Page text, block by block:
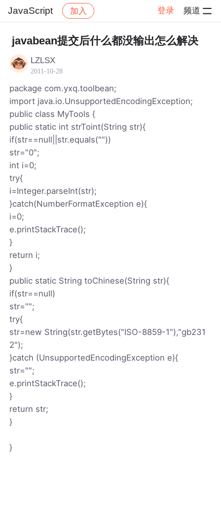
JavaScript 加入 登录 频道
社区 JavaScript 帖子详情
javabean提交后什么都没输出怎么解决
LZLSX
2011-10-28
package com.yxq.toolbean;
import java.io.UnsupportedEncodingException;
public class MyTools {
public static int strToint(String str){
if(str==null||str.equals(""))
str="0";
int i=0;
try{
i=Integer.parseInt(str);
}catch(NumberFormatException e){
i=0;
e.printStackTrace();
}
return i;
}
public static String toChinese(String str){
if(str==null)
str="";
try{
str=new String(str.getBytes("ISO-8859-1"),"gb231
2");
}catch (UnsupportedEncodingException e){
str="";
e.printStackTrace();
}
return str;
}
}